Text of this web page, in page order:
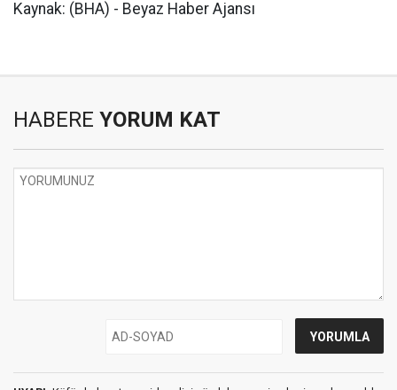
Kaynak: (BHA) - Beyaz Haber Ajansı
HABERE YORUM KAT